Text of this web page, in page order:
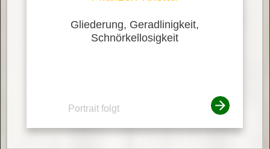
Gliederung, Geradlinigkeit,
Schnörkellosigkeit
Portrait folgt